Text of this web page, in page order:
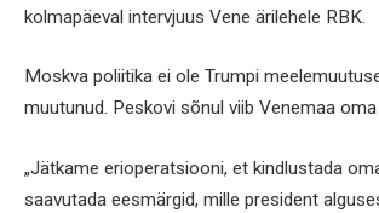
kolmapäeval intervjuus Vene ärilehele RBK.
Moskva poliitika ei ole Trumpi
muutunud. Peskovi sõnul viib Venemaa
„Jätkame erioperatsiooni, et kindlustada
saavutada eesmärgid, mille president